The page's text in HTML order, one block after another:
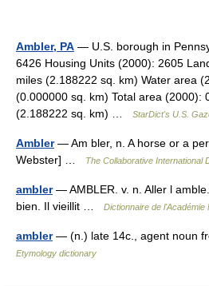
Ambler, PA — U.S. borough in
6426 Housing Units (2000): 2605
miles (2.188222 sq. km) Water area
(0.000000 sq. km) Total area (2000):
(2.188222 sq. km) …
StarDict's U.S.
Ambler— Am bler, n. A horse or a
Webster] …
The Collaborative International
ambler— AMBLER. v. n. Aller l
bien. Il vieillit …
Dictionnaire de l'Académie
ambler— (n.) late 14c., agent noun
Etymology dictionary